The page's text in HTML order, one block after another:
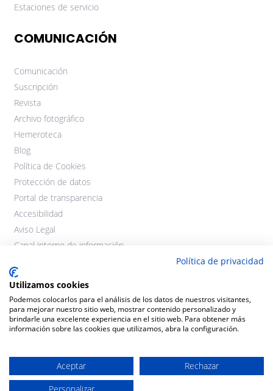
Estaciones de servicio
COMUNICACIÓN
Comunicación
Suscripción
Revista
Archivo fotográfico
Hemeroteca
Blog
Política de Cookies
Protección de datos
Portal de transparencia
Accesibilidad
Aviso Legal
Canal interno de información
Política de privacidad
Utilizamos cookies
Podemos colocarlos para el análisis de los datos de nuestros visitantes,
para mejorar nuestro sitio web, mostrar contenido personalizado y
brindarle una excelente experiencia en el sitio web. Para obtener más
información sobre las cookies que utilizamos, abra la configuración.
Aceptar
Rechazar